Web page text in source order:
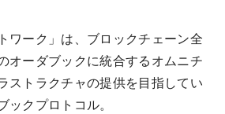
ワーク」は、ブロックチェーン全
オーダブックに統合するオムニチ
ストラクチャの提供を目指してい
ックプロトコル。